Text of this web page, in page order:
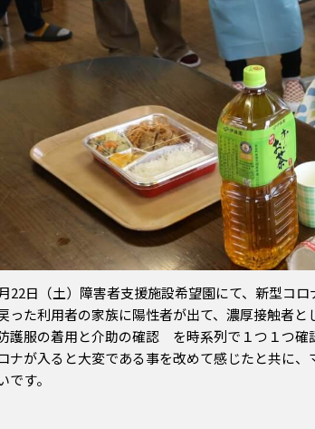
22日（土）障害者支援施設希望園にて、新型コ
った利用者の家族に陽性者が出て、濃厚接触
護服の着用と介助の確認 を時系列で１つ１つ確
ナが入ると大変である事を改めて感じたと共に
です。